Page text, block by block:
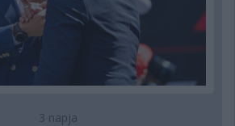
3 napja